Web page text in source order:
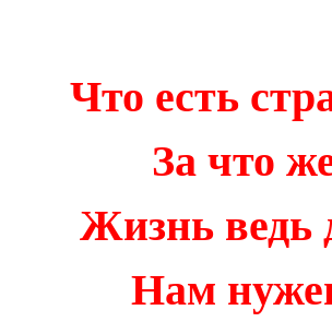
Что есть
За что
Жизнь ведь
Нам